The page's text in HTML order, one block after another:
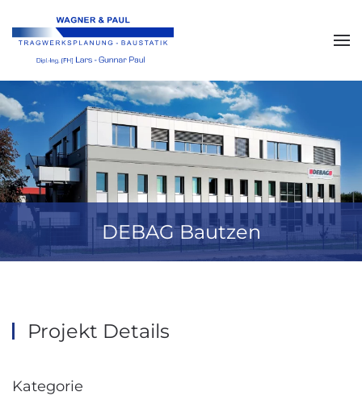
Skip to main content
DEBAG Bautzen
Projekt Details
Kategorie